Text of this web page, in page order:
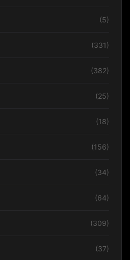
(5)
(331)
(382)
(25)
(18)
(156)
(34)
(64)
(309)
(37)